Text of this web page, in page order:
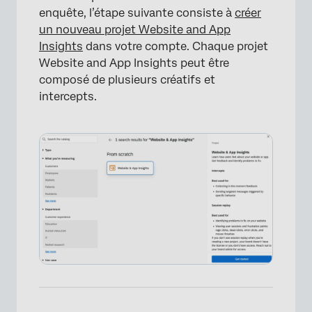
enquête, l’étape suivante consiste à créer
un nouveau projet Website and App
Insights dans votre compte. Chaque projet
Website and App Insights peut être
composé de plusieurs créatifs et
intercepts.